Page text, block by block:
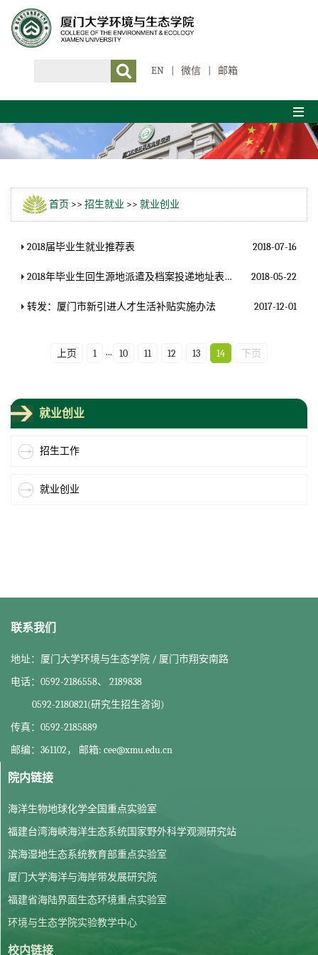
EN 微信 邮箱
首页 >> 招生就业 >> 就业创业
2018届毕业生就业推荐表 2018-07-16
2018年毕业生回生源地派遣及档案投递地址表（更新至2018.5.21） 2018-05-22
转发：厦门市新引进人才生活补贴实施办法 2017-12-01
上页 1 ... 10 11 12 13 14 下页
就业创业
招生工作
就业创业
联系我们
地址：厦门大学环境与生态学院 / 厦门市翔安南路
电话：0592-2186558、 2189838
0592-2180821(研究生招生咨询)
传真：0592-2185889
邮编：361102， 邮箱: cee@xmu.edu.cn
院内链接
海洋生物地球化学全国重点实验室
福建台湾海峡海洋生态系统国家野外科学观测研究站
滨海湿地生态系统教育部重点实验室
厦门大学海洋与海岸带发展研究院
福建省海陆界面生态环境重点实验室
环境与生态学院实验教学中心
校内链接